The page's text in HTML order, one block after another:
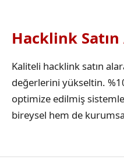
Hacklink Satın
Kaliteli hacklink satın
değerlerini yükseltin.
optimize edilmiş
bireysel hem de